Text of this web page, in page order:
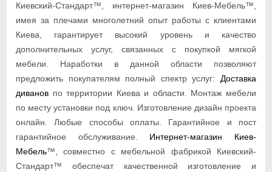
Киевский-Стандарт™, интернет-магазин Киев-Мебель™,
имея за плечами многолетний опыт работы с клиентами
Киева, гарантирует высокий уровень и качество
дополнительных услуг, связанных с покупкой мягкой
мебели. Наработки в данной области позволяют
предложить покупателям полный спектр услуг: Доставка
диванов по территории Киева и области. Монтаж мебели
по месту установки под ключ. Изготовление дизайн проекта
онлайн. Любые способы оплаты. Гарантийное и пост
гарантийное обслуживание. Интернет-магазин Киев-
Мебель™, совместно с мебельной фабрикой Киевский-
Стандарт™ обеспечат качественной изготовление и